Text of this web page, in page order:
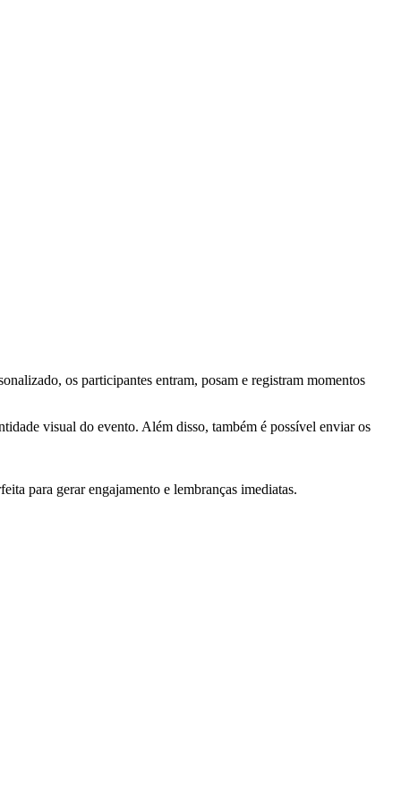
os participantes entram, posam e registram momentos
visual do evento. Além disso, também é possível enviar os
para gerar engajamento e lembranças imediatas.